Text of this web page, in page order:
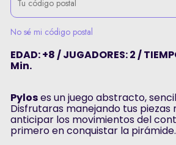
No sé mi código postal
EDAD: +8 / JUGADORES: 2 /
Min.
Pyloses un juego abstracto,
Disfrutaras manejando tus
anticipar los movimientos del
primero en conquistar la pirámide.